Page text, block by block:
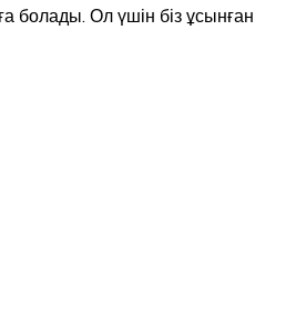
болады. Ол үшін біз ұсынған